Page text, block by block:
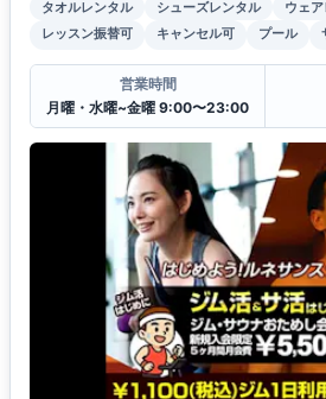
タオルレンタル シューズレンタル
ウェ
レッスン振替可
キャンセル可 プール
営業時間
月曜・水曜~金曜 9:00〜23:00